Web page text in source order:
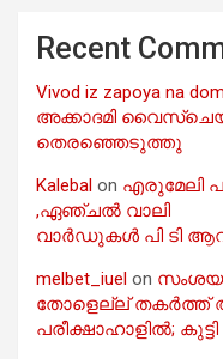
Recent
Vivod iz zapoya na
അക്കാദമി
തെരഞ്ഞെടുത്തു
Kalebal on എരുമേലി
,ഏഞ്ചൽ വാലി
വാർഡുകൾ പി ടി
melbet_iuel on
തോളെല്ല് തകർത്ത്
പരീക്ഷാഹാളിൽ;